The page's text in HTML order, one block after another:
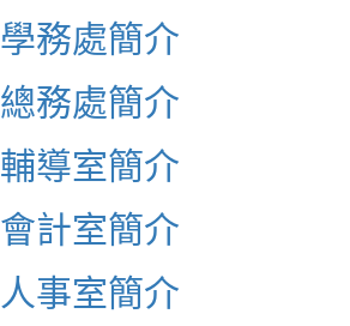
學務處簡介
總務處簡介
輔導室簡介
會計室簡介
人事室簡介